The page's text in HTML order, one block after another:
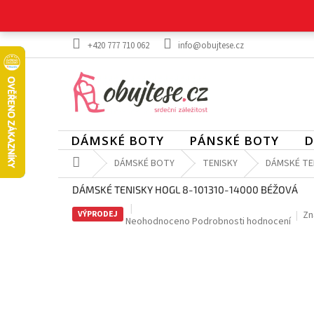
obsah
+420 777 710 062 info@obujtese.cz
DÁMSKÉ BOTY PÁNSKÉ BOTY
Domů DÁMSKÉ BOTY TENISKY DÁMSKÉ
DÁMSKÉ TENISKY HOGL 8-101310-14000 BÉŽOVÁ
VÝPRODEJ
Průměrné
Neohodnoceno Podrobnosti hodnocení